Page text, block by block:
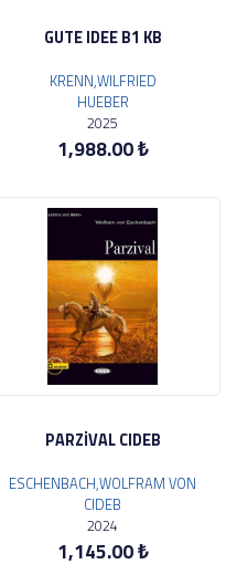
GUTE IDEE B1 KB
KRENN,WILFRIED
HUEBER
2025
1,988.00 ₺
PARZİVAL CIDEB
ESCHENBACH,WOLFRAM VON
CIDEB
2024
1,145.00 ₺